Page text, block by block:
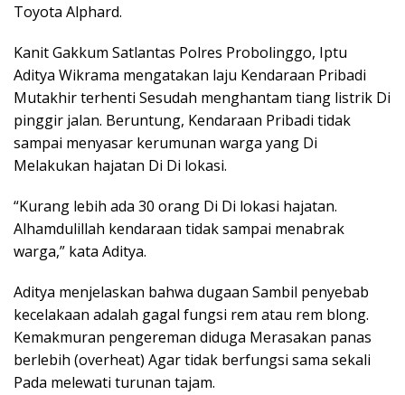
Toyota Alphard.
Kanit Gakkum Satlantas Polres Probolinggo, Iptu
Aditya Wikrama mengatakan laju Kendaraan Pribadi
Mutakhir terhenti Sesudah menghantam tiang listrik Di
pinggir jalan. Beruntung, Kendaraan Pribadi tidak
sampai menyasar kerumunan warga yang Di
Melakukan hajatan Di Di lokasi.
“Kurang lebih ada 30 orang Di Di lokasi hajatan.
Alhamdulillah kendaraan tidak sampai menabrak
warga,” kata Aditya.
Aditya menjelaskan bahwa dugaan Sambil penyebab
kecelakaan adalah gagal fungsi rem atau rem blong.
Kemakmuran pengereman diduga Merasakan panas
berlebih (overheat) Agar tidak berfungsi sama sekali
Pada melewati turunan tajam.